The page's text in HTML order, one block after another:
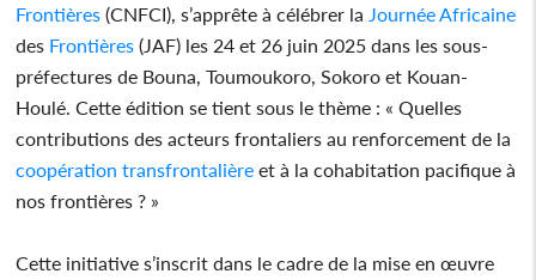
Frontières (CNFCI), s’apprête à célébrer la JournéeAfricaine
des Frontières (JAF) les 24 et 26 juin 2025 dans les sous-
préfectures de Bouna, Toumoukoro, Sokoro et Kouan-
Houlé. Cette édition se tient sous le thème : « Quelles
contributions des acteurs frontaliers au renforcement de la
coopération transfrontalière et à la cohabitation pacifique à
nos frontières ? »
Cette initiative s’inscrit dans le cadre de la mise en œuvre